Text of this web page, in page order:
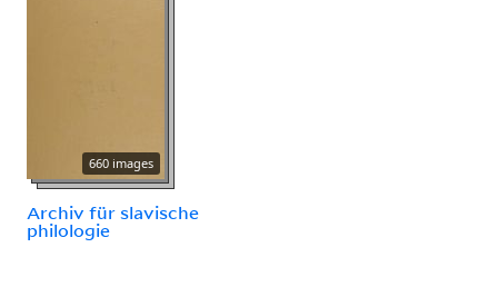
660 images
Archiv für slavische
philologie